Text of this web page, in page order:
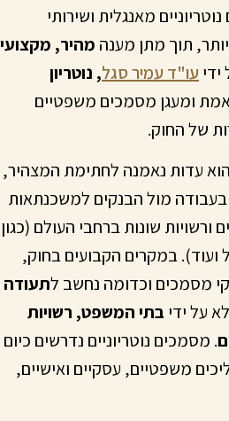
מאנגלית ושירותי
תוך מתן מענה מהיר, מקצועי
עו"ד עמיר סגל, נוטריון
ומעגן מסמכים משפטיים
של החוק.
הוא עדות נאמנה לחתימת המצהיר,
בעבודה מול הבנקים למשכנתאות
ורשויות שונות ברחבי העולם (כגון
ועוד). במקרים הקבועים בחוק,
מסמכים וכדומה נחשב לתעודה
על ידי בתי המשפט, רשויות
. מסמכים נוטריוניים נדרשים כיום
משפטיים, עסקיים ואישיים,